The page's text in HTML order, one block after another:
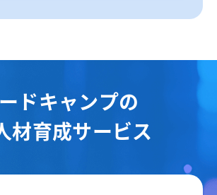
ドキャンプの
材育成サービス